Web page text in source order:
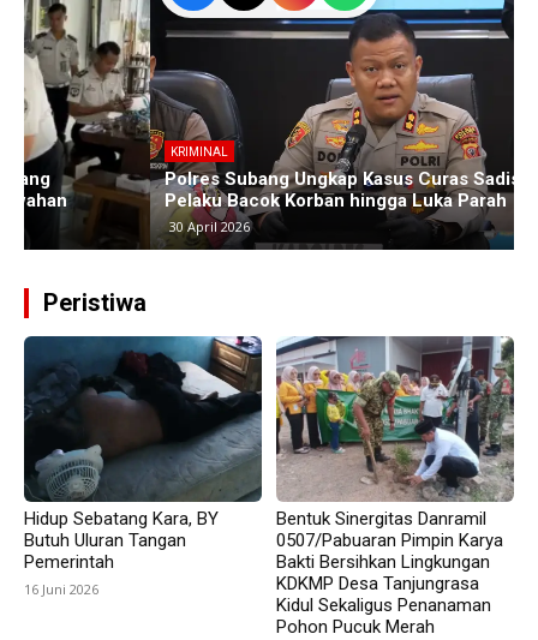
KRIMINAL
Polres Subang Ungkap Kasus Curas Sadis di Ciasem,
Pelaku Bacok Korban hingga Luka Parah
30 April 2026
Peristiwa
Hidup Sebatang Kara, BY
Butuh Uluran Tangan
Pemerintah
16 Juni 2026
Bentuk Sinergitas Danramil
0507/Pabuaran Pimpin Karya
Bakti Bersihkan Lingkungan
KDKMP Desa Tanjungrasa
Kidul Sekaligus Penanaman
Pohon Pucuk Merah